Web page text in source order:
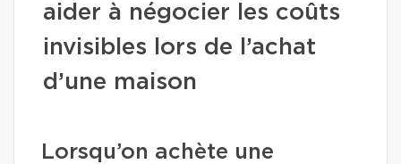
aider à négocier les coûts
invisibles lors de l’achat
d’une maison
Lorsqu’on achète une